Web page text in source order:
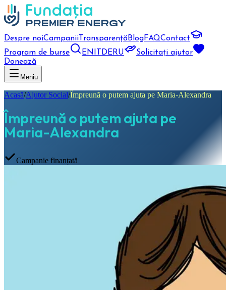
Despre noiCampanii TransparențăBlogFAQContact
Program de burse
EN DERU
Solicitați ajutor
Donează
Meniu
Acasă/Ajutor Social/Împreună o putem ajuta pe Maria-Alexandra
Împreună o putem ajuta pe
Maria-Alexandra
Campanie finanțată